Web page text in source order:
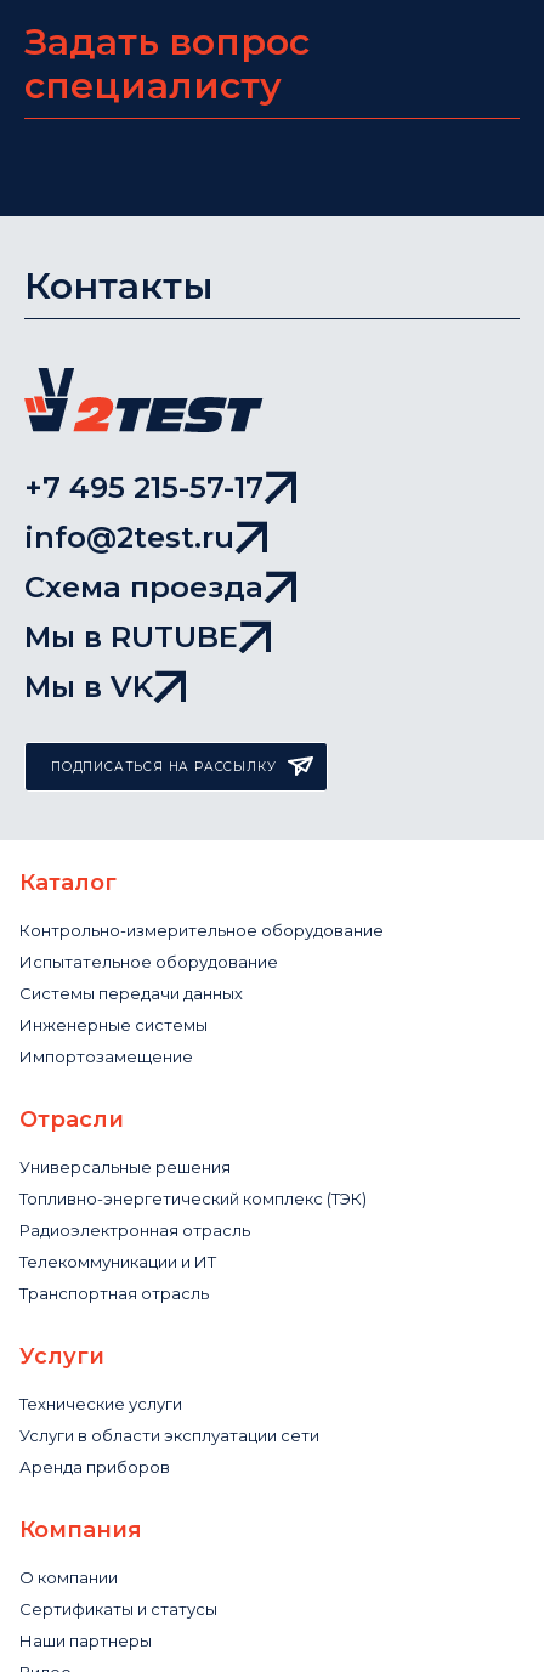
Задать вопрос
специалисту
Контакты
+7 495 215-57-17
info@2test.ru
Схема проезда
Мы в RUTUBE
Мы в VK
ПОДПИСАТЬСЯ НА РАССЫЛКУ
Каталог
Контрольно-измерительное оборудование
Испытательное оборудование
Системы передачи данных
Инженерные системы
Импортозамещение
Отрасли
Универсальные решения
Топливно-энергетический комплекс (ТЭК)
Радиоэлектронная отрасль
Телекоммуникации и ИТ
Транспортная отрасль
Услуги
Технические услуги
Услуги в области эксплуатации сети
Аренда приборов
Компания
О компании
Сертификаты и статусы
Наши партнеры